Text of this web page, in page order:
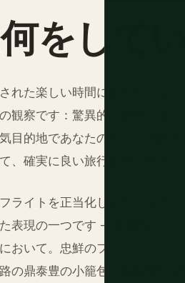
をしてい
れた楽しい時間に最も近いも
観察です：驚異的な食事、優
目的地であなたの善意を消耗
、確実に良い旅行体験を生み出
ライトを正当化します。台北
表現の一つです — 多様性だけ
おいて。忠鮮のファミリーレ
の鼎泰豊の小籠包、毎晩6時